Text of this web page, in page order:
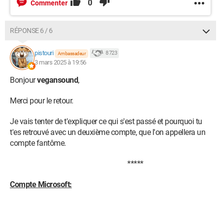
Commenter 0
RÉPONSE 6 / 6
pistouri Ambassadeur 8 723
3 mars 2025 à 19:56
Bonjourvegansound,
Merci pour le retour.
Je vais tenter de t'expliquer ce qui s'est passé et pourquoi tu
t'es retrouvé avec un deuxième compte, que l'on appellera un
compte fantôme.
*****
Compte Microsoft: